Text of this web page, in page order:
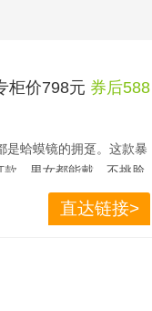
柜价798元 券后588
是蛤蟆镜的拥趸。这款暴
，男女都能戴，不挑脸
798元，近期好价，有需
直达链接>